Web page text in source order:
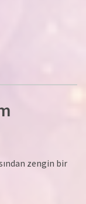
zengin bir